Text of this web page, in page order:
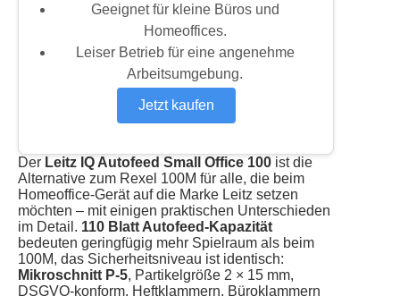
Geeignet für kleine Büros und
Homeoffices.
Leiser Betrieb für eine angenehme
Arbeitsumgebung.
Jetzt kaufen
Der Leitz IQ Autofeed Small Office 100 ist die
Alternative zum Rexel 100M für alle, die beim
Homeoffice-Gerät auf die Marke Leitz setzen
möchten – mit einigen praktischen Unterschieden
im Detail. 110 Blatt Autofeed-Kapazität
bedeuten geringfügig mehr Spielraum als beim
100M, das Sicherheitsniveau ist identisch:
Mikroschnitt P-5, Partikelgröße 2 × 15 mm,
DSGVO-konform. Heftklammern, Büroklammern